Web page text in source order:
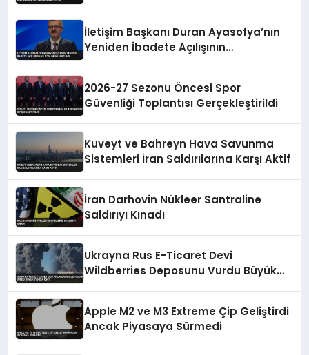
İletişim Başkanı Duran Ayasofya’nın
Yeniden İbadete Açılışının
2026-27 Sezonu Öncesi Spor
Güvenliği Toplantısı Gerçekleştirildi
Kuveyt ve Bahreyn Hava Savunma
Sistemleri İran Saldırılarına Karşı Aktif
İran Darhovin Nükleer Santraline
Saldırıyı Kınadı
Ukrayna Rus E-Ticaret Devi
Wildberries Deposunu Vurdu Büyük
Apple M2 ve M3 Extreme Çip Geliştirdi
Ancak Piyasaya Sürmedi